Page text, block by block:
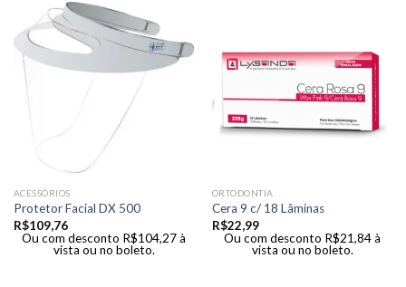
ACESSÓRIOS
Protetor Facial DX 500
R$109,76
Ou com desconto R$104,27à
vista ou no boleto.
ORTODONTIA
Cera 9 c/ 18 Lâminas
R$22,99
Ou com desconto R$21,84à
vista ou no boleto.